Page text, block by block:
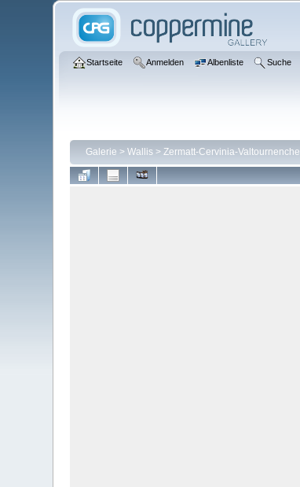
Startseite Anmelden Albenliste Suche
Galerie > Wallis> Zermatt-Cervinia-Valtournenche